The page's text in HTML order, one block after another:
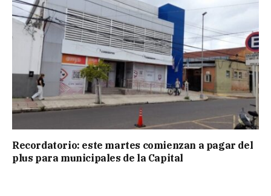
Recordatorio: este martes comienzan a pagar del
plus para municipales de la Capital